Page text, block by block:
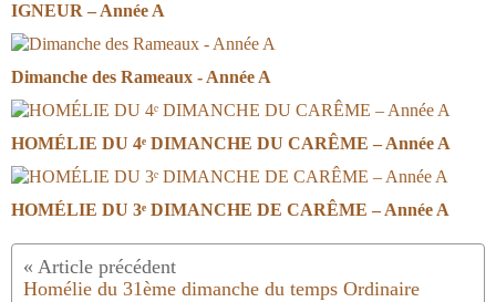
IGNEUR – Année A
Dimanche des Rameaux - Année A
HOMÉLIE DU 4ᵉ DIMANCHE DU CARÊME – Année A
HOMÉLIE DU 3ᵉ DIMANCHE DE CARÊME – Année A
Homélie du 31ème dimanche du temps Ordinaire